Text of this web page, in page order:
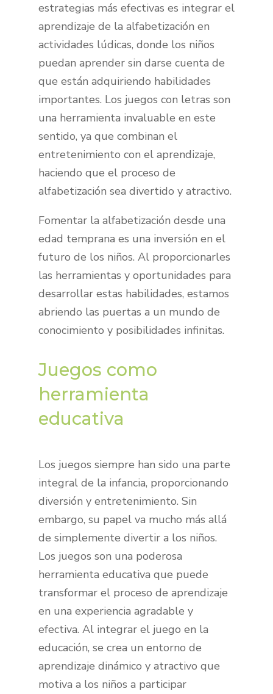
estrategias más efectivas es integrar el
aprendizaje de la alfabetización en
actividades lúdicas, donde los niños
puedan aprender sin darse cuenta de
que están adquiriendo habilidades
importantes. Los juegos con letras son
una herramienta invaluable en este
sentido, ya que combinan el
entretenimiento con el aprendizaje,
haciendo que el proceso de
alfabetización sea divertido y atractivo.
Fomentar la alfabetización desde una
edad temprana es una inversión en el
futuro de los niños. Al proporcionarles
las herramientas y oportunidades para
desarrollar estas habilidades, estamos
abriendo las puertas a un mundo de
conocimiento y posibilidades infinitas.
Juegos como
herramienta
educativa
Los juegos siempre han sido una parte
integral de la infancia, proporcionando
diversión y entretenimiento. Sin
embargo, su papel va mucho más allá
de simplemente divertir a los niños.
Los juegos son una poderosa
herramienta educativa que puede
transformar el proceso de aprendizaje
en una experiencia agradable y
efectiva. Al integrar el juego en la
educación, se crea un entorno de
aprendizaje dinámico y atractivo que
motiva a los niños a participar